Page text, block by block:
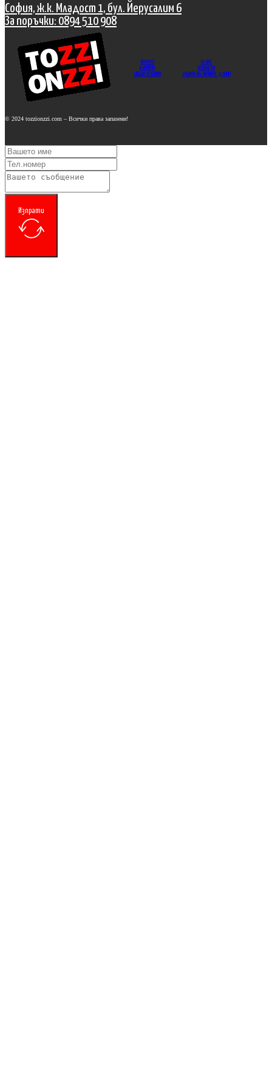
София, ж.к. Младост 1, бул. Йерусалим 6
За поръчки: 0894 510 908
НАЧАЛО
ЗА НАС
КАРИЕРИ
КОНТАКТИ
ОБЩИ УСЛОВИЯ
ЗАШИТА НА ЛИЧНИТЕ ДАННИ
© 2024 tozzionzzi.com – Всички права запазени!
Изпрати